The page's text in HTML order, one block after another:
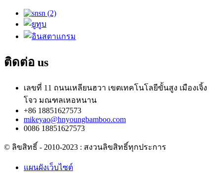
ติดต่อ us
เลขที่ 11 ถนนเหลียนฮวา เขตเทคโนโลยีขั้นสูง เมืองเจิ้ง
โจว มณฑลเหอหนาน
+86 18851627573
mikeyao@hnyoungbamboo.com
0086 18851627573
© ลิขสิทธิ์ - 2010-2023 : สงวนลิขสิทธิ์ทุกประการ
แผนผังเว็บไซต์